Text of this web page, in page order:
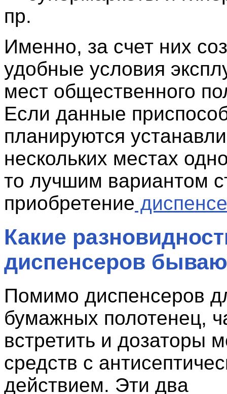
пр.
Именно, за счет них
удобные условия
мест общественного
Если данные
планируются
нескольких местах
то лучшим вариантом
приобретение
Какие
диспенсеров
Помимо диспенсеров
бумажных полотенец,
встретить и дозаторы
средств с
действием. Эти два